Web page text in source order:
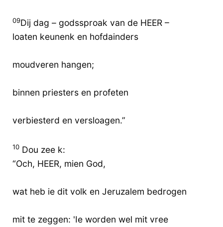
09Dij dag – godssproak van de HEER –
loaten keunenk en hofdainders
moudveren hangen;
binnen priesters en profeten
verbiesterd en versloagen.”
10 Dou zee k:
“Och, HEER, mien God,
wat heb ie dit volk en Jeruzalem bedrogen
mit te zeggen: 'Ie worden wel mit vree